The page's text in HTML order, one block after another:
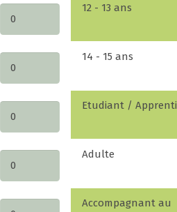
12 - 13 ans
14 - 15 ans
Etudiant / Apprenti
Adulte
Accompagnant au